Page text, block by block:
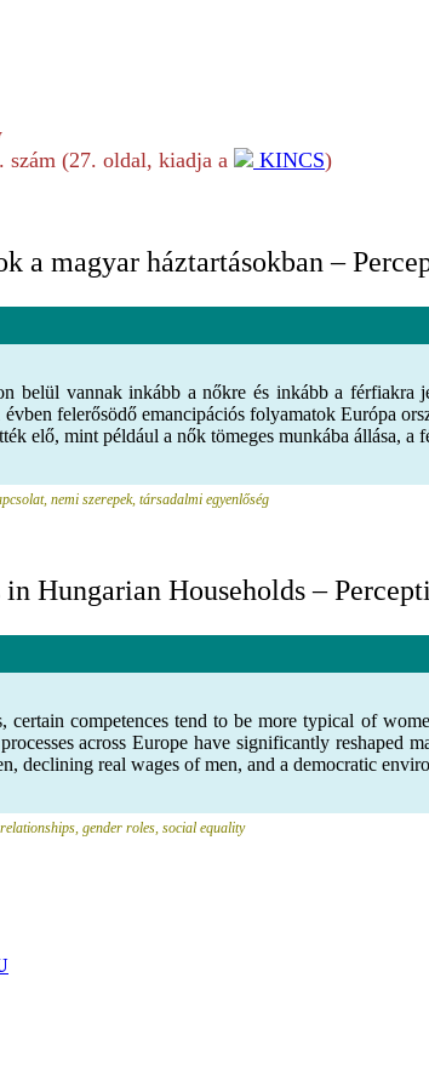
szám (27. oldal, kiadja a KINCS)
a magyar háztartásokban –
belül vannak inkább a nőkre és inkább a férfiakra
felerősödő emancipációs folyamatok Európa
elő, mint például a nők tömeges munkába állása,
nemi szerepek, társadalmi egyenlőség
Hungarian Households –
certain competences tend to be more typical of
across Europe have significantly
declining real wages of men, and a democratic
gender roles, social equality